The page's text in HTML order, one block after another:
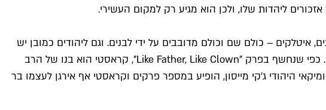
ליהדות שלו, ולכן הוא מגיע רק למקום העשירי.
– כולם שם וכולם מדובבים על ידי לבנים. וגם ליהודים כמובן יש
נציג בעיר והוא הליצן האהוב קראסטי, או בשמו האמיתי הרשל קראסטובסקי (בקולו של דן קסטלנטה. איטלקי, כמובן). כפי שנחשף בפרק "Like Father, Like Clown", קראסטי הוא בנו של הרב
היהודי ג'קי מייסון, הופיע במספר פרקים וקראסטי אף אירגן לעצמו בר